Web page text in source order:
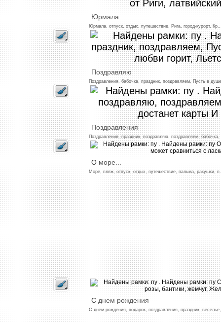
Юрмала
Юрмала, отпуск, отдых, путешествие, Рига, город-курорт, Кр
Поздравляю
Поздравления, бабочка, праздник, поздравляем, Пустьв душе
Поздравления
Поздравления, праздник, поздравляю, поздравляем, бабочка,
Оморе...
Море, пляж, отпуск, отдых, путешествие, пальма, ракушки,
Сднем рождения
С днем рождения, подарок, поздравления, праздник, веселье,